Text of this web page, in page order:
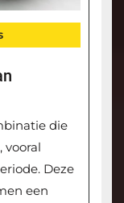
die
vooral
Deze
een